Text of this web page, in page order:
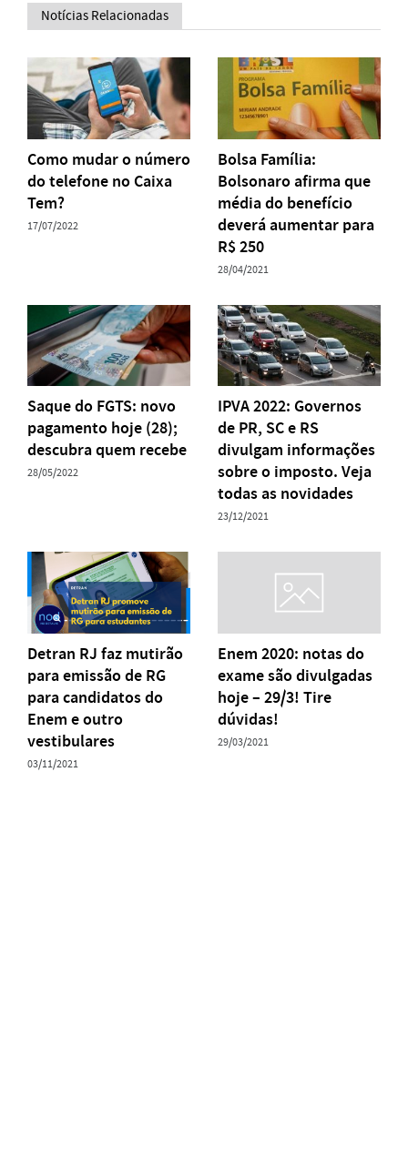
Notícias Relacionadas
Como mudar o número
do telefone no Caixa
Tem?
17/07/2022
Bolsa Família:
Bolsonaro afirma que
média do benefício
deverá aumentar para
R$ 250
28/04/2021
Saque do FGTS: novo
pagamento hoje (28);
descubra quem recebe
28/05/2022
IPVA 2022: Governos
de PR, SC e RS
divulgam informações
sobre o imposto. Veja
todas as novidades
23/12/2021
Detran RJ faz mutirão
para emissão de RG
para candidatos do
Enem e outro
vestibulares
03/11/2021
Enem 2020: notas do
exame são divulgadas
hoje – 29/3! Tire
dúvidas!
29/03/2021